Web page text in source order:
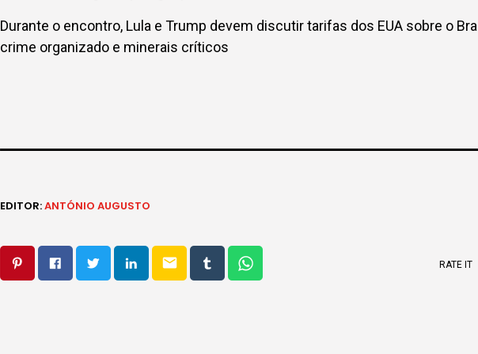
Durante o encontro, Lula e Trump devem discutir tarifas dos EUA sobre o
crime organizado e minerais críticos
EDITOR:ANTÓNIO AUGUSTO
email RATE IT